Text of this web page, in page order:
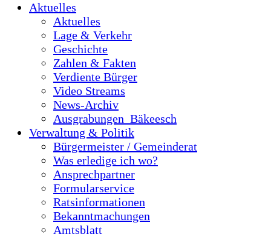
Aktuelles
Aktuelles
Lage & Verkehr
Geschichte
Zahlen & Fakten
Verdiente Bürger
Video Streams
News-Archiv
Ausgrabungen_Bäkeesch
Verwaltung & Politik
Bürgermeister / Gemeinderat
Was erledige ich wo?
Ansprechpartner
Formularservice
Ratsinformationen
Bekanntmachungen
Amtsblatt